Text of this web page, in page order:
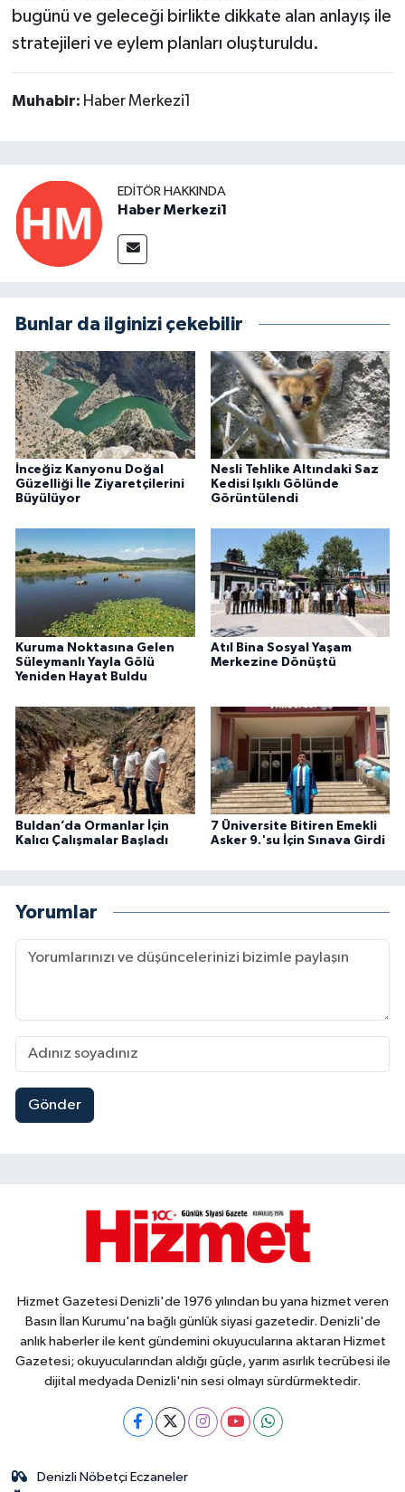
bugünü ve geleceği birlikte dikkate alan anlayış ile
stratejileri ve eylem planları oluşturuldu.
Muhabir: Haber Merkezi1
EDITÖR HAKKINDA
Haber Merkezi1
Bunlar da ilginizi çekebilir
İnceğiz Kanyonu Doğal
Güzelliği İle Ziyaretçilerini
Büyülüyor
Nesli Tehlike Altındaki Saz
Kedisi Işıklı Gölünde
Görüntülendi
Kuruma Noktasına Gelen
Süleymanlı Yayla Gölü
Yeniden Hayat Buldu
Atıl Bina Sosyal Yaşam
Merkezine Dönüştü
Buldan’da Ormanlar İçin
Kalıcı Çalışmalar Başladı
7 Üniversite Bitiren Emekli
Asker 9.'su İçin Sınava Girdi
Yorumlar
Gönder
Hizmet Gazetesi Denizli'de 1976 yılından bu yana hizmet veren
Basın İlan Kurumu'na bağlı günlük siyasi gazetedir. Denizli'de
anlık haberler ile kent gündemini okuyucularına aktaran Hizmet
Gazetesi; okuyucularından aldığı güçle, yarım asırlık tecrübesi ile
dijital medyada Denizli'nin sesi olmayı sürdürmektedir.
Denizli Nöbetçi Eczaneler